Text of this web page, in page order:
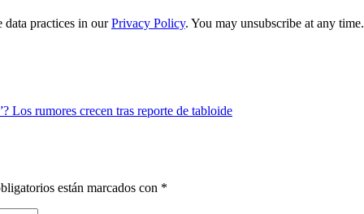
data practices in ourPrivacy Policy. You may unsubscribe at any time.
Los rumores crecen tras reporte de tabloide
están marcados con *